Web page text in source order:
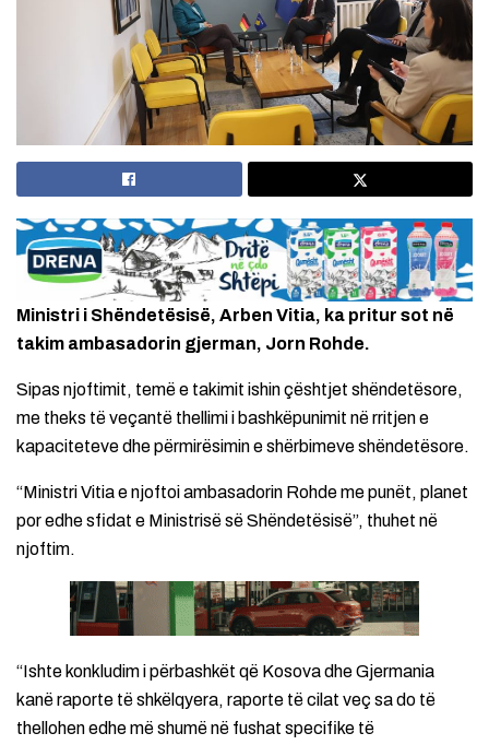
Ministri i Shëndetësisë, Arben Vitia, ka pritur sot në
takim ambasadorin gjerman, Jorn Rohde.
Sipas njoftimit, temë e takimit ishin çështjet shëndetësore,
me theks të veçantë thellimi i bashkëpunimit në rritjen e
kapaciteteve dhe përmirësimin e shërbimeve shëndetësore.
“Ministri Vitia e njoftoi ambasadorin Rohde me punët, planet
por edhe sfidat e Ministrisë së Shëndetësisë”, thuhet në
njoftim.
“Ishte konkludim i përbashkët që Kosova dhe Gjermania
kanë raporte të shkëlqyera, raporte të cilat veç sa do të
thellohen edhe më shumë në fushat specifike të